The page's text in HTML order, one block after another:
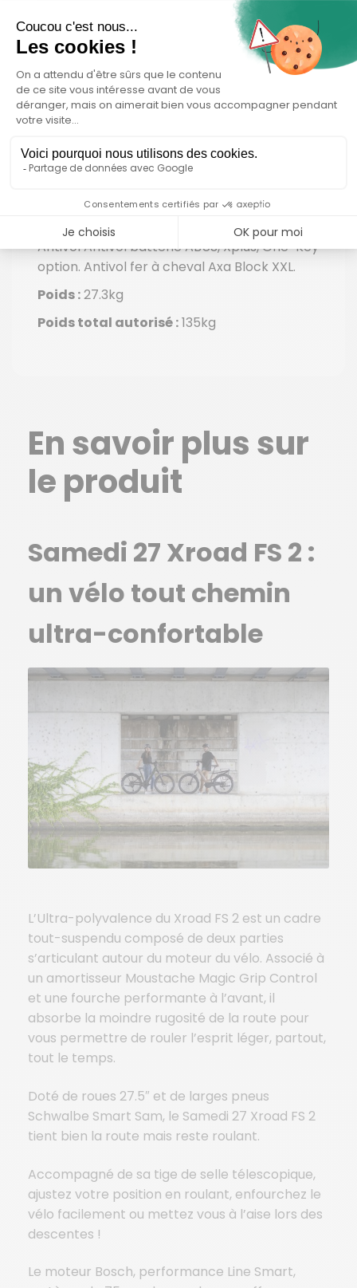
Accessoires du vélo :
Béquille Moustache,
réglable Garde-boue Moustache, aluminium,
tubulaires double paroi, ultra-stables Porte-
bagages Moustache, aluminum, light,
fixations latérales QL3 amovibles. Option
plateforme MIK. Pédales Plateforme
aluminium avec réflecteurs Eclairage AV
AXA, NXT, 80 lux, alimenté par la batterie
Presto2Guard, alimenté par la batterie
principale Klaxon Spanninga Minibell Black
Antivol Antivol batterie ABUS, Xplus, One-Key
option. Antivol fer à cheval Axa Block XXL.
Poids :27.3kg
Poids total autorisé :135kg
En savoir plus sur
le produit
Samedi 27 Xroad FS 2 :
un vélo tout chemin
ultra-confortable
L’Ultra-polyvalence du Xroad FS 2 est un cadre
tout-suspendu composé de deux parties
s’articulant autour du moteur du vélo. Associé à
un amortisseur Moustache Magic Grip Control
et une fourche performante à l’avant, il
absorbe la moindre rugosité de la route pour
vous permettre de rouler l’esprit léger, partout,
tout le temps.
Doté de roues 27.5″ et de larges pneus
Schwalbe Smart Sam, le Samedi 27 Xroad FS 2
tient bien la route mais reste roulant.
Accompagné de sa tige de selle télescopique,
ajustez votre position en roulant, enfourchez le
vélo facilement ou mettez vous à l’aise lors des
descentes !
Le moteur Bosch, performance Line Smart,